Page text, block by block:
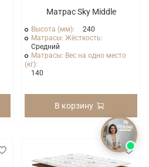
Матрас Sky Middle
Высота (мм):
240
Матрасы: Жёсткость:
Средний
Матрасы: Вес на одно место
(кг):
140
В корзину